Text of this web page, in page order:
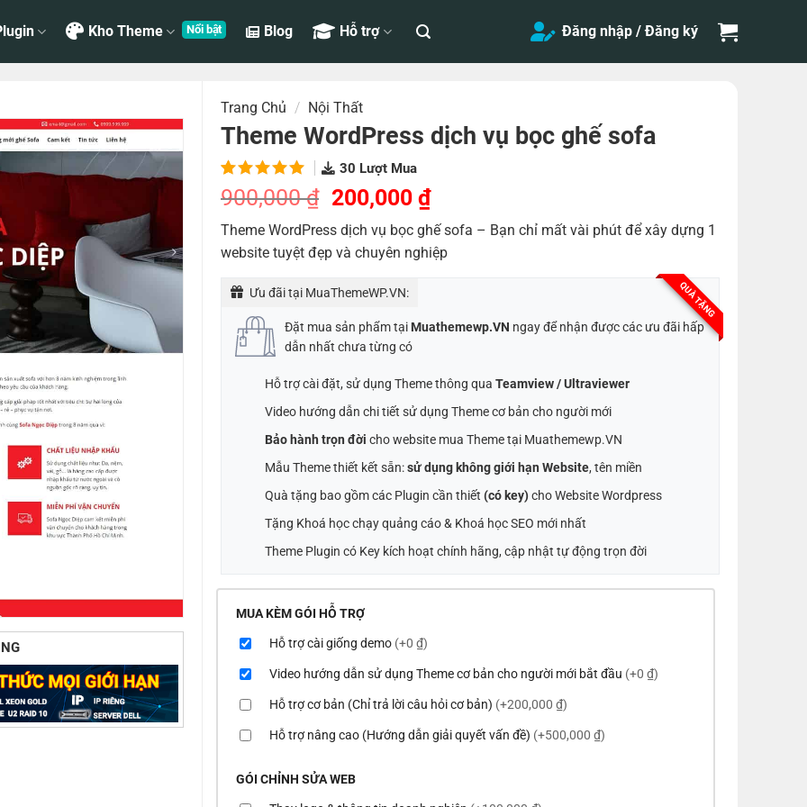
Kho Theme Blog Hỗ trợ Đăng nhập / Đăng ký
Trang Chủ / Nội Thất
Theme WordPress dịch vụ bọc ghế sofa
5.00trên
5 dựa
trên
2
đánh
giá
30 Lượt Mua
900,000₫ Giá
gốc
là:
900,000 ₫.
200,000 ₫Giá
hiện
tại
là:
Theme WordPress dịch vụ bọc ghế sofa – Bạn chỉ mất vài phút để xây dựng 1
website tuyệt đẹp và chuyên nghiệp
QUÀ TẶNG
Ưu đãi tại MuaThemeWP.VN:
Đặt mua sản phẩm tại Muathemewp.VN ngay để nhận được các ưu đãi hấp
dẫn nhất chưa từng có
Hỗ trợ cài đặt, sử dụng Theme thông qua Teamview / Ultraviewer
Video hướng dẫn chi tiết sử dụng Theme cơ bản cho người mới
Bảo hành trọn đời cho website mua Theme tại Muathemewp.VN
Mẫu Theme thiết kết sẵn:sử dụng không giới hạn Website, tên miền
Quà tặng bao gồm các Plugin cần thiết (có key)cho Website Wordpress
Tặng Khoá học chạy quảng cáo & Khoá học SEO mới nhất
Theme Plugin có Key kích hoạt chính hãng, cập nhật tự động trọn đời
MUA KÈM GÓI HỖ TRỢ
Hỗ trợ cài giống demo (+0 ₫)
Video hướng dẫn sử dụng Theme cơ bản cho người mới bắt đầu (+0 ₫)
Hỗ trợ cơ bản (Chỉ trả lời câu hỏi cơ bản) (+200,000 ₫)
Hỗ trợ nâng cao (Hướng dẫn giải quyết vấn đề) (+500,000 ₫)
GÓI CHỈNH SỬA WEB